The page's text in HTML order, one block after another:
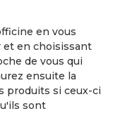
en vous
et en choisissant
de vous qui
ensuite la
produits si ceux-ci
sont